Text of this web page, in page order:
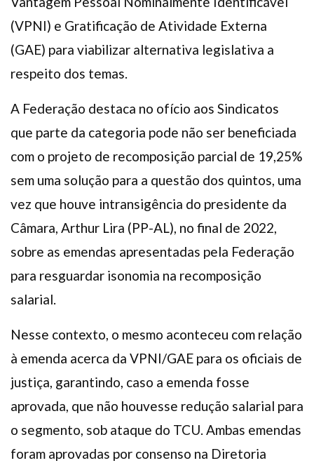
(VPNI) e Gratificação de Atividade Externa
(GAE) para viabilizar alternativa legislativa a
respeito dos temas.
A Federação destaca no ofício aos Sindicatos
que parte da categoria pode não ser beneficiada
com o projeto de recomposição parcial de 19,25%
sem uma solução para a questão dos quintos, uma
vez que houve intransigência do presidente da
Câmara, Arthur Lira (PP-AL), no final de 2022,
sobre as emendas apresentadas pela Federação
para resguardar isonomia na recomposição
salarial.
Nesse contexto, o mesmo aconteceu com relação
à emenda acerca da VPNI/GAE para os oficiais de
justiça, garantindo, caso a emenda fosse
aprovada, que não houvesse redução salarial para
o segmento, sob ataque do TCU. Ambas emendas
foram aprovadas por consenso na Diretoria